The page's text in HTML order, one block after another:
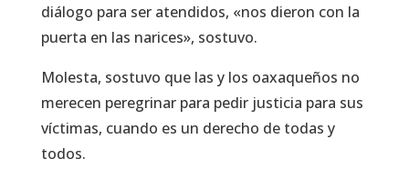
diálogo para ser atendidos, «nos dieron con la
puerta en las narices», sostuvo.
Molesta, sostuvo que las y los oaxaqueños no
merecen peregrinar para pedir justicia para sus
víctimas, cuando es un derecho de todas y
todos.